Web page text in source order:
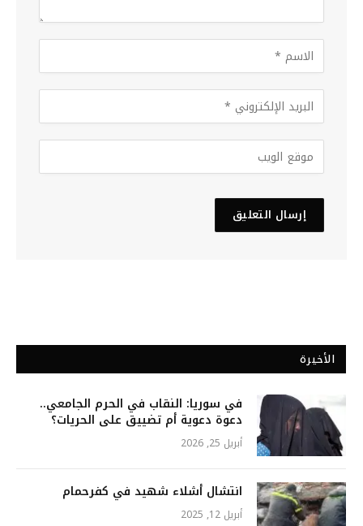
الأخيرة
في سوريا: النقاب في الحرم الجامعي..
دعوة دعوية أم تضييق على الحريات؟
أبريل 25, 2026
انتشال أشلاء شهيد في كفرحمام
أبريل 12, 2025